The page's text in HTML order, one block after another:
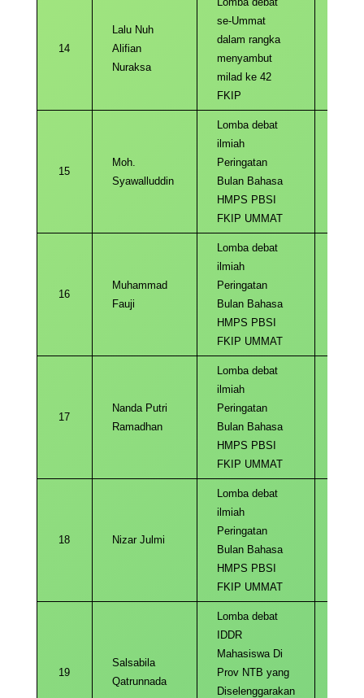
14
Lalu Nuh
Alifian
Nuraksa
se-Ummat
dalam rangka
menyambut
milad ke 42
FKIP
15
Moh.
Syawalluddin
Lomba debat
ilmiah
Peringatan
Bulan Bahasa
HMPS PBSI
FKIP UMMAT
16
Muhammad
Fauji
Lomba debat
ilmiah
Peringatan
Bulan Bahasa
HMPS PBSI
FKIP UMMAT
17
Nanda Putri
Ramadhan
Lomba debat
ilmiah
Peringatan
Bulan Bahasa
HMPS PBSI
FKIP UMMAT
18 Nizar Julmi
Lomba debat
ilmiah
Peringatan
Bulan Bahasa
HMPS PBSI
FKIP UMMAT
19
Salsabila
Qatrunnada
Lomba debat
IDDR
Mahasiswa Di
Prov NTB yang
Diselenggarakan